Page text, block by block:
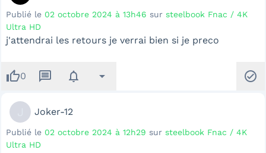
Publié le 02 octobre 2024 à 13h46 sur steelbook Fnac / 4K
Ultra HD
j'attendrai les retours je verrai bien si je preco
thumb_up0 message notifications arrow_drop_down check_circle
Joker-12
Publié le 02 octobre 2024 à 12h29 sur steelbook Fnac / 4K
Ultra HD